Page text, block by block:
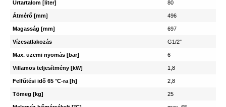
Űrtartalom [liter] 80
Átmérő [mm] 496
Magasság [mm] 697
Vízcsatlakozás G1/2"
Max. üzemi nyomás [bar] 6
Villamos teljesítmény [kW] 1,8
Felfűtési idő 65 °C-ra [h] 2,8
Tömeg [kg] 25